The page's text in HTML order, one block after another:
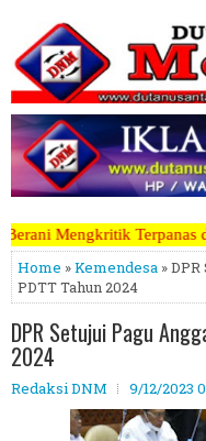
Perang Terhadap
Home »Kemendesa »
PDTT Tahun 2024
DPR Setujui Pagu
2024
Redaksi DNM 9/12/2023